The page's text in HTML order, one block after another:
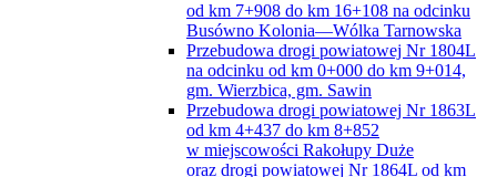
od km 7+908 do km 16+108 na odcinku
Busówno Kolonia—Wólka Tarnowska
Przebudowa drogi powiatowej Nr 1804L
na odcinku od km 0+000 do km 9+014,
gm. Wierzbica, gm. Sawin
Przebudowa drogi powiatowej Nr 1863L
od km 4+437 do km 8+852
w miejscowości Rakołupy Duże
oraz drogi powiatowej Nr 1864L od km